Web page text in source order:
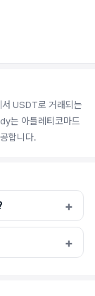
USDT로 거래되는
는 아틀레티코마드
합니다.